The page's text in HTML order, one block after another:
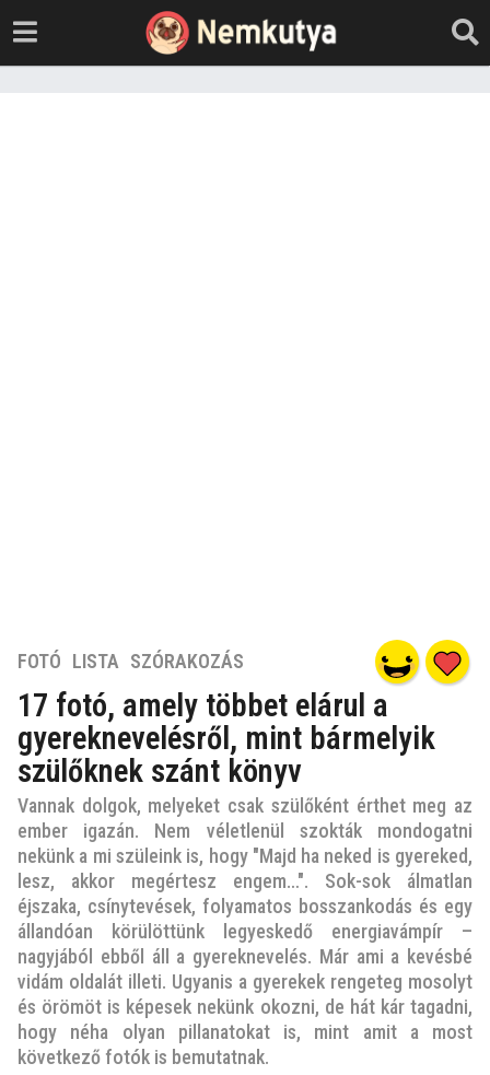
7
v
e
z
e
l
ő
t
t
7
é
v
e
z
e
FOTÓ ,LISTA ,SZÓRAKOZÁS
17 fotó, amely többet elárul a
gyereknevelésről, mint bármelyik
szülőknek szánt könyv
Vannak dolgok, melyeket csak szülőként érthet meg az
ember igazán. Nem véletlenül szokták mondogatni
nekünk a mi szüleink is, hogy "Majd ha neked is gyereked,
lesz, akkor megértesz engem…". Sok-sok álmatlan
éjszaka, csínytevések, folyamatos bosszankodás és egy
állandóan körülöttünk legyeskedő energiavámpír –
nagyjából ebből áll a gyereknevelés. Már ami a kevésbé
vidám oldalát illeti. Ugyanis a gyerekek rengeteg mosolyt
és örömöt is képesek nekünk okozni, de hát kár tagadni,
hogy néha olyan pillanatokat is, mint amit a most
következő fotók is bemutatnak.